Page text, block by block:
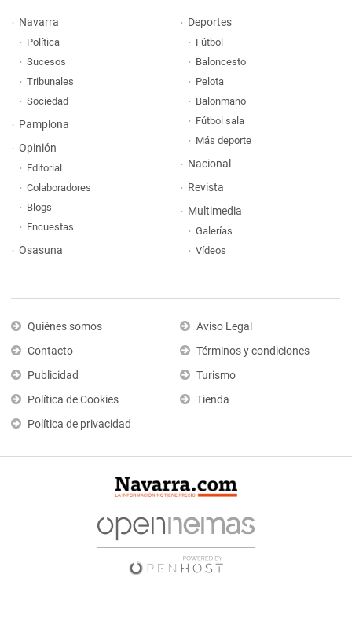
Navarra
Política
Sucesos
Tribunales
Sociedad
Pamplona
Opinión
Editorial
Colaboradores
Blogs
Encuestas
Osasuna
Deportes
Fútbol
Baloncesto
Pelota
Balonmano
Fútbol sala
Más deporte
Nacional
Revista
Multimedia
Galerías
Vídeos
Quiénes somos
Contacto
Publicidad
Política de Cookies
Política de privacidad
Aviso Legal
Términos y condiciones
Turismo
Tienda